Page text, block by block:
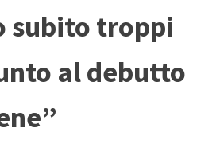
subito troppi
al debutto